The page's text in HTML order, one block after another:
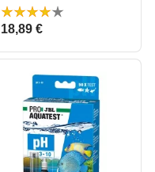
Prix
18,89 €